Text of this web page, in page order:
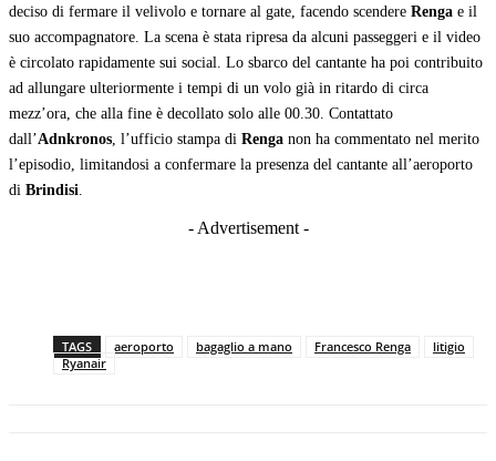
deciso di fermare il velivolo e tornare al gate, facendo scendere Renga e il
suo accompagnatore. La scena è stata ripresa da alcuni passeggeri e il video
è circolato rapidamente sui social. Lo sbarco del cantante ha poi contribuito
ad allungare ulteriormente i tempi di un volo già in ritardo di circa
mezz’ora, che alla fine è decollato solo alle 00.30. Contattato
dall’Adnkronos, l’ufficio stampa di Renga non ha commentato nel merito
l’episodio, limitandosi a confermare la presenza del cantante all’aeroporto
di Brindisi.
- Advertisement -
TAGS aeroporto bagaglio a mano Francesco Renga
litigio
Ryanair